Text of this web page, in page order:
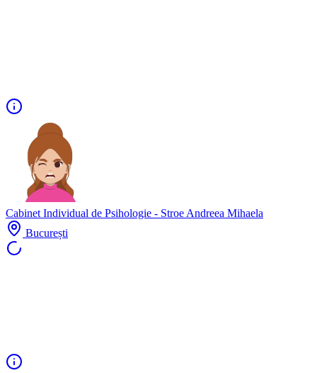
Cabinet Individual de Psihologie - Stroe Andreea Mihaela
București